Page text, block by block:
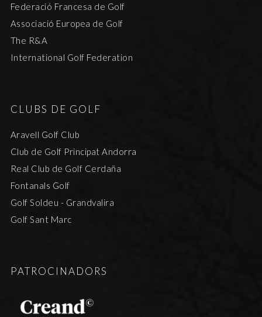
Federació Francesa de Golf
Associació Europea de Golf
The R&A
International Golf Federation
CLUBS DE GOLF
Aravell Golf Club
Club de Golf Principat Andorra
Real Club de Golf Cerdaña
Fontanals Golf
Golf Soldeu - Grandvalira
Golf Sant Marc
PATROCINADORS